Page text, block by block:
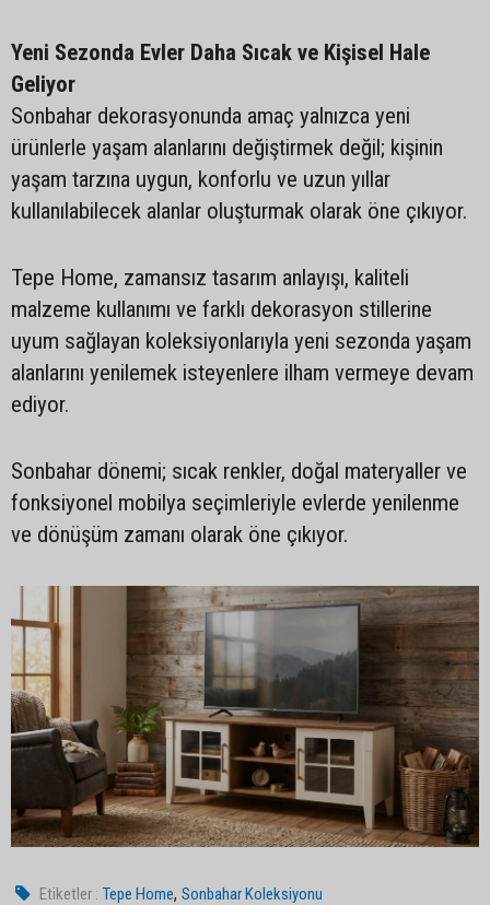
Yeni Sezonda Evler Daha Sıcak ve Kişisel Hale
Geliyor
Sonbahar dekorasyonunda amaç yalnızca yeni
ürünlerle yaşam alanlarını değiştirmek değil; kişinin
yaşam tarzına uygun, konforlu ve uzun yıllar
kullanılabilecek alanlar oluşturmak olarak öne çıkıyor.
Tepe Home, zamansız tasarım anlayışı, kaliteli
malzeme kullanımı ve farklı dekorasyon stillerine
uyum sağlayan koleksiyonlarıyla yeni sezonda yaşam
alanlarını yenilemek isteyenlere ilham vermeye devam
ediyor.
Sonbahar dönemi; sıcak renkler, doğal materyaller ve
fonksiyonel mobilya seçimleriyle evlerde yenilenme
ve dönüşüm zamanı olarak öne çıkıyor.
Etiketler : Tepe Home,Sonbahar Koleksiyonu